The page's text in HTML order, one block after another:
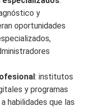
y
oportunidades
: institutos
y programas
habilidades que las